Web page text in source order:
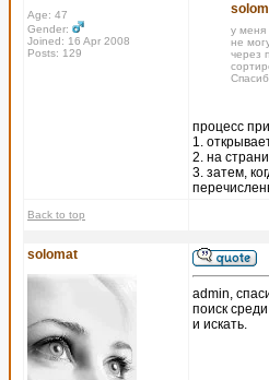
Age: 47
Gender:
Joined: 16 Apr 2008
Posts: 129
у меня
не
через
процесс
1.
2. на
3. затем,
Back to top
solomat
admin,
поиск
и искать.